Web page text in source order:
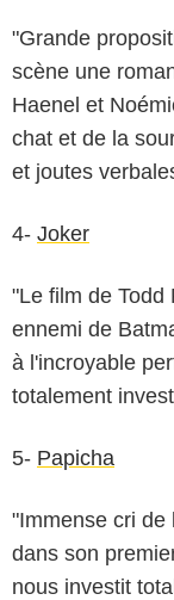
"Grande
scène une
Haenel et
chat et de la
et joutes
4- Joker
"Le film de Todd
ennemi de
à l'incroyable
totalement
5- Papicha
"Immense cri de
dans son
nous investit